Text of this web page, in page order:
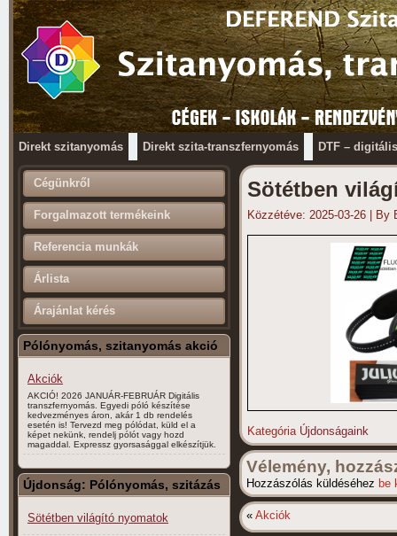
Direkt szitanyomás Direkt szita-transzfernyomás DTF –
Cégünkről
Forgalmazott termékeink
Referencia munkák
Árlista
Árajánlat kérés
Pólónyomás, szitanyomás akció
Akciók
AKCIÓ! 2026 JANUÁR-FEBRUÁR Digitális
transzfernyomás. Egyedi póló készítése
kedvezményes áron, akár 1 db rendelés
esetén is! Tervezd meg pólódat, küld el a
képet nekünk, rendelj pólót vagy hozd
magaddal. Expressz gyorsasággal elkészítjük.
Újdonság: Pólónyomás, szitázás
Sötétben világító nyomatok
Sötétben
Közzétéve: 2025-03-26 By
Kategória Újdonságaink
Vélemény,
Hozzászólás küldéséhez be
« Akciók